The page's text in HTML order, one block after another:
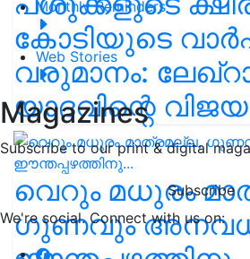
Monthly Reminders
Web Stories
Magazines
Subscribe to our print & digital
Subscribe
We're social. Connect with us on:
കോടിയുടെ
വരുമാനം:
യാദവിന്റെ
വെറും മധുരം
ഗുണവും